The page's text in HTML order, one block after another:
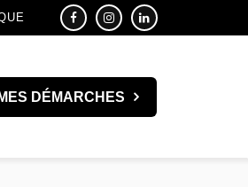
MES DÉMARCHES